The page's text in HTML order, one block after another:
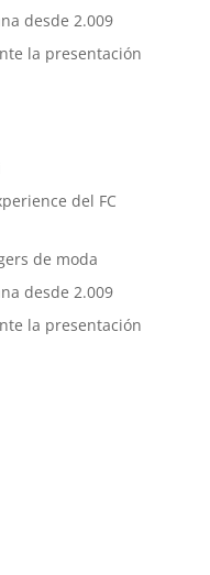
desde 2.009
la presentación
del FC
de moda
desde 2.009
la presentación